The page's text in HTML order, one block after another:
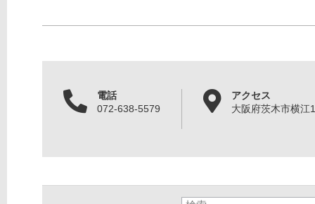
電話
072-638-5579
アクセス
大阪府茨木市横江